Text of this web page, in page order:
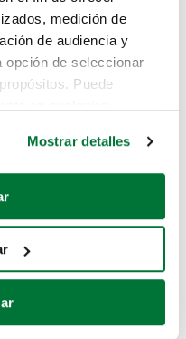
medición de
de audiencia y
opción de seleccionar
Puede
su ubicación geográfica
activamente
específicas (huellas
cómo se procesan sus
Mostrar detalles
aquí.
que estás
enlaces: